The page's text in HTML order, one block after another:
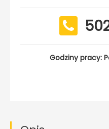
Godziny pracy: